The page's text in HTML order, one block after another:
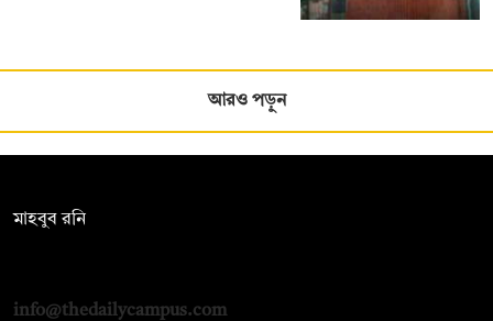
আরও পড়ুন
মাহবুব রনি
info@thedailycampus.com